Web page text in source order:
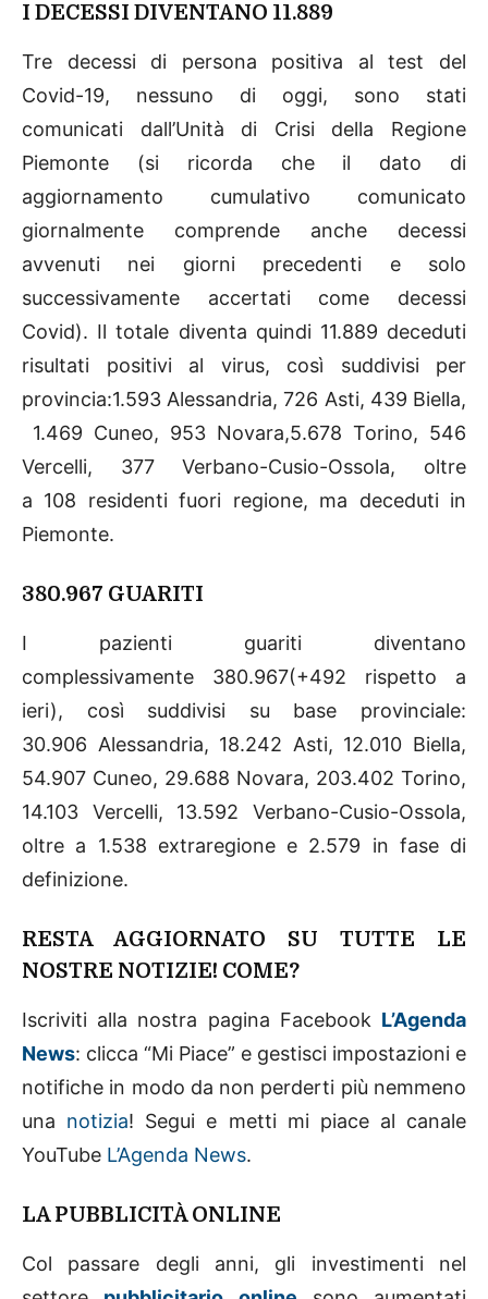
I DECESSI DIVENTANO 11.889
Tre decessi di persona positiva al test del
Covid-19, nessuno di oggi, sono stati
comunicati dall’Unità di Crisi della Regione
Piemonte (si ricorda che il dato di
aggiornamento cumulativo comunicato
giornalmente comprende anche decessi
avvenuti nei giorni precedenti e solo
successivamente accertati come decessi
Covid). Il totale diventa quindi 11.889 deceduti
risultati positivi al virus, così suddivisi per
provincia:1.593 Alessandria, 726 Asti, 439 Biella,
1.469 Cuneo, 953 Novara,5.678 Torino, 546
Vercelli, 377 Verbano-Cusio-Ossola, oltre
a 108 residenti fuori regione, ma deceduti in
Piemonte.
380.967 GUARITI
I pazienti guariti diventano
complessivamente 380.967(+492 rispetto a
ieri), così suddivisi su base provinciale:
30.906 Alessandria, 18.242 Asti, 12.010 Biella,
54.907 Cuneo, 29.688 Novara, 203.402 Torino,
14.103 Vercelli, 13.592 Verbano-Cusio-Ossola,
oltre a 1.538 extraregione e 2.579 in fase di
definizione.
RESTA AGGIORNATO SU TUTTE LE
NOSTRE NOTIZIE! COME?
Iscriviti alla nostra pagina Facebook L’Agenda
News: clicca “Mi Piace” e gestisci impostazioni e
notifiche in modo da non perderti più nemmeno
una notizia! Segui e metti mi piace al canale
YouTube L’Agenda News.
LA PUBBLICITÀ ONLINE
Col passare degli anni, gli investimenti nel